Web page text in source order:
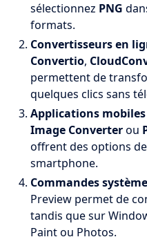
sélectionnez PNG
formats.
Convertisseurs en
Convertio,
permettent de
quelques clics sans
Applications mobiles
Image Converterou
offrent des options de
smartphone.
Commandes système
Preview permet de
tandis que sur
Paint ou Photos.